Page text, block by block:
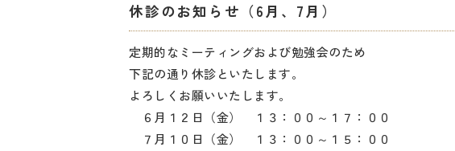
休診のお知らせ（6月、7月）
定期的なミーティングおよび勉強会のため
下記の通り休診といたします。
よろしくお願いいたします。
６月１２日（金） １３：００～１７：００
７月１０日（金） １３：００～１５：００